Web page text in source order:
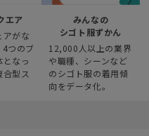
エア
アがな
4つのブ
となっ
合型ス
みんなの
シゴト服ずかん
12,000人以上の業界
や職種、シーンなど
のシゴト服の着用傾
向をデータ化。